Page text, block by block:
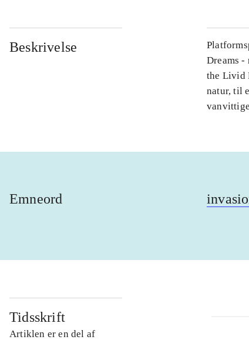
Beskrivelse
Dreams
the Livid
natur, til
Emneord
Tidsskrift
Artiklen er en del af